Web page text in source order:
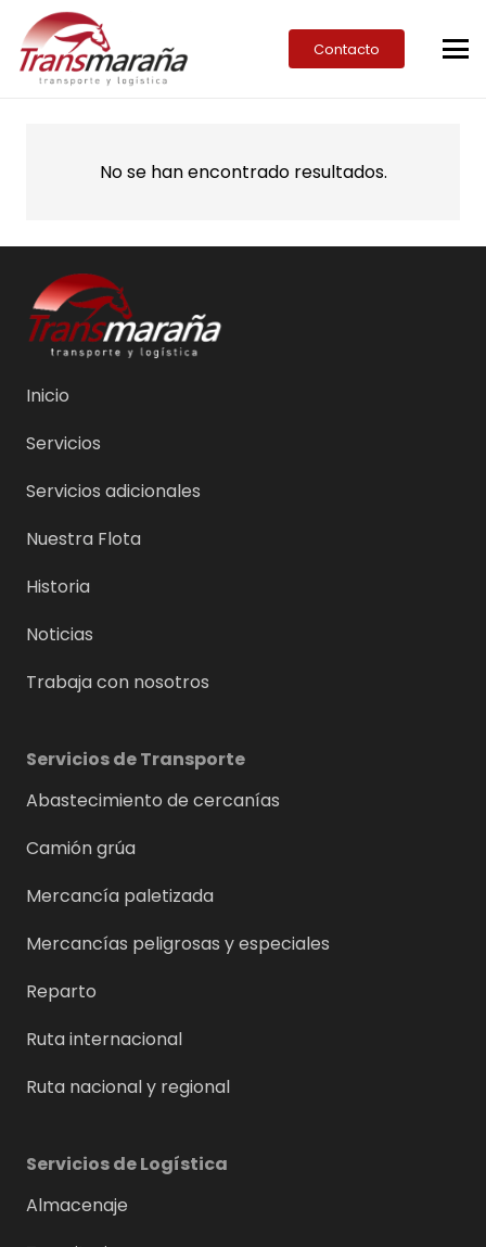
Contacto
No se han encontrado resultados.
Inicio
Servicios
Servicios adicionales
Nuestra Flota
Historia
Noticias
Trabaja con nosotros
Servicios de Transporte
Abastecimiento de cercanías
Camión grúa
Mercancía paletizada
Mercancías peligrosas y especiales
Reparto
Ruta internacional
Ruta nacional y regional
Servicios de Logística
Almacenaje